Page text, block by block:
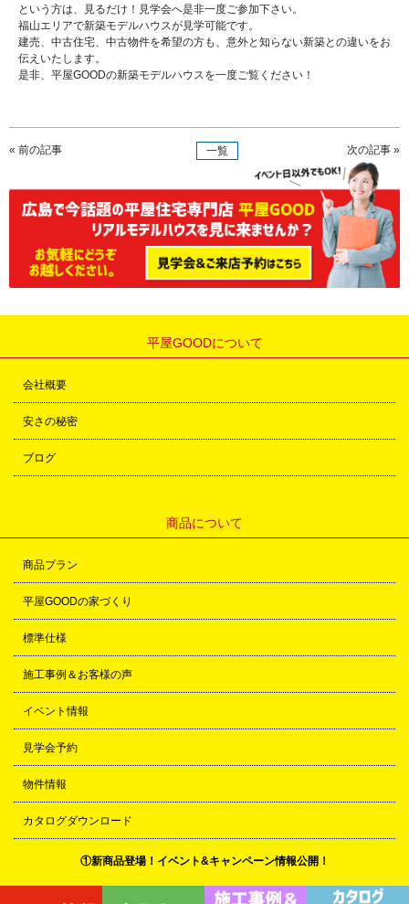
という方は、見るだけ！見学会へ是非一度ご参加下さい。
福山エリアで新築モデルハウスが見学可能です。
建売、中古住宅、中古物件を希望の方も、意外と知らない新築との違いをお
伝えいたします。
是非、平屋GOODの新築モデルハウスを一度ご覧ください！
« 前の記事 一覧 次の記事 »
平屋GOODについて
会社概要
安さの秘密
ブログ
商品について
商品プラン
平屋GOODの家づくり
標準仕様
施工事例＆お客様の声
イベント情報
見学会予約
物件情報
カタログダウンロード
①新商品登場！イベント&キャンペーン情報公開！